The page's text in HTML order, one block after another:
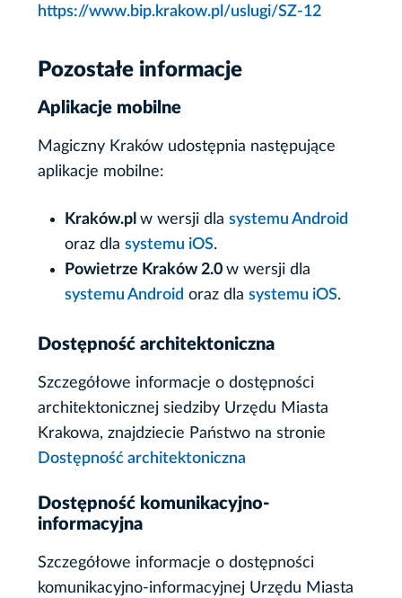
https://www.bip.krakow.pl/uslugi/SZ-12
Pozostałe informacje
Aplikacje mobilne
Magiczny Kraków udostępnia następujące
aplikacje mobilne:
Kraków.pl w wersji dla systemu Android
oraz dla systemu iOS.
Powietrze Kraków 2.0 w wersji dla
systemu Android oraz dla systemu iOS.
Dostępność architektoniczna
Szczegółowe informacje o dostępności
architektonicznej siedziby Urzędu Miasta
Krakowa, znajdziecie Państwo na stronie
Dostępność architektoniczna
Dostępność komunikacyjno-
informacyjna
Szczegółowe informacje o dostępności
komunikacyjno-informacyjnej Urzędu Miasta